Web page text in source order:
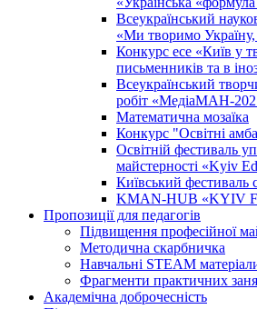
Всеукраїнський
«Ми творимо Україну,
Конкурс есе «Київ у
письменників та в
Всеукраїнський
робіт «МедіаМАН-
Математична мозаїка
Конкурс "Освітні
Освітній фестиваль
майстерності «Kyiv
Київський фестиваль
KMAN-HUB «KYIV
Пропозиції для педагогів
Підвищення професійної
Методична скарбничка
Навчальні STEAM
Фрагменти практичних
Академічна доброчесність